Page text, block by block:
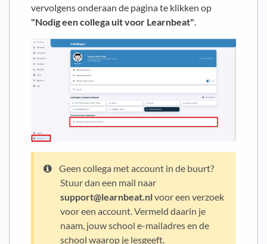
vervolgens onderaan de pagina te klikken op
"Nodig een collega uit voor Learnbeat"
Geen collega met account in de buurt?
Stuur dan een mail naar
support@learnbeat.nlvoor een verzoek
voor een account. Vermeld daarin je
naam, jouw school e-mailadres en de
school waarop je lesgeeft.